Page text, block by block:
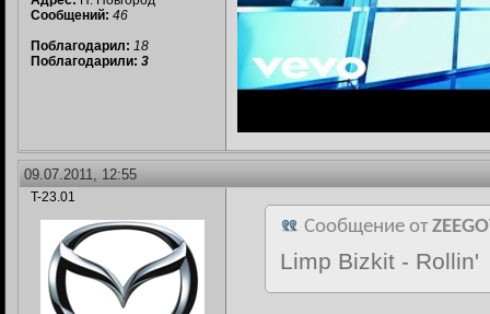
Сообщений: 46
Поблагодарил: 18
Поблагодарили: 3
09.07.2011, 12:55
T-23.01
Сообщение от
Limp Bizkit - Rollin'